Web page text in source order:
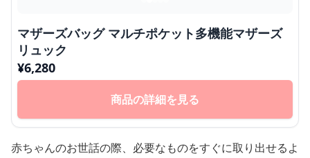
マザーズバッグ マルチポケット多機能マザーズ
リュック
¥6,280
商品の詳細を見る
赤ちゃんのお世話の際、必要なものをすぐに取り出せるよ